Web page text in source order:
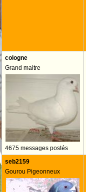
cologne
Grand maitre
4675 messages postés
seb2159
Gourou Pigeonneux